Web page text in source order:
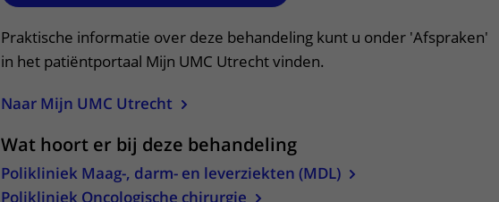
Praktische informatie over deze behandeling kunt u onder 'Afspraken'
in het patiëntportaal Mijn UMC Utrecht vinden.
Naar Mijn UMC Utrecht
Wat hoort er bij deze behandeling
Polikliniek Maag-, darm- en leverziekten (MDL)
Polikliniek Oncologische chirurgie